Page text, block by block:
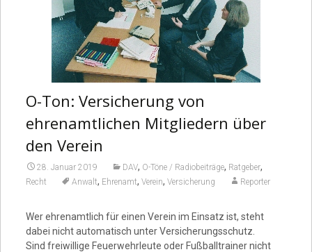
O-Ton: Versicherung von
ehrenamtlichen Mitgliedern über
den Verein
28. Januar 2019 DAV, O-Töne / Radiobeiträge, Ratgeber,
Recht Anwalt, Ehrenamt, Verein, Versicherung Reporter
Wer ehrenamtlich für einen Verein im Einsatz ist, steht
dabei nicht automatisch unter Versicherungsschutz.
Sind freiwillige Feuerwehrleute oder Fußballtrainer nicht